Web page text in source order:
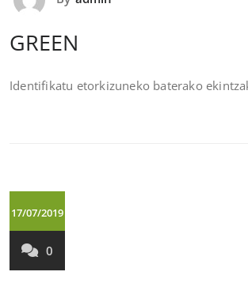
GREEN
Identifikatu etorkizuneko baterako
17/07/2019
0